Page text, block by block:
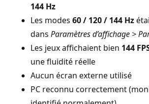
144 Hz
Les modes 60 / 120 / 144 Hz
dans Paramètres d’affichage >
Les jeux affichaient bien 144
une fluidité réelle
Aucun écran externe utilisé
PC reconnu correctement